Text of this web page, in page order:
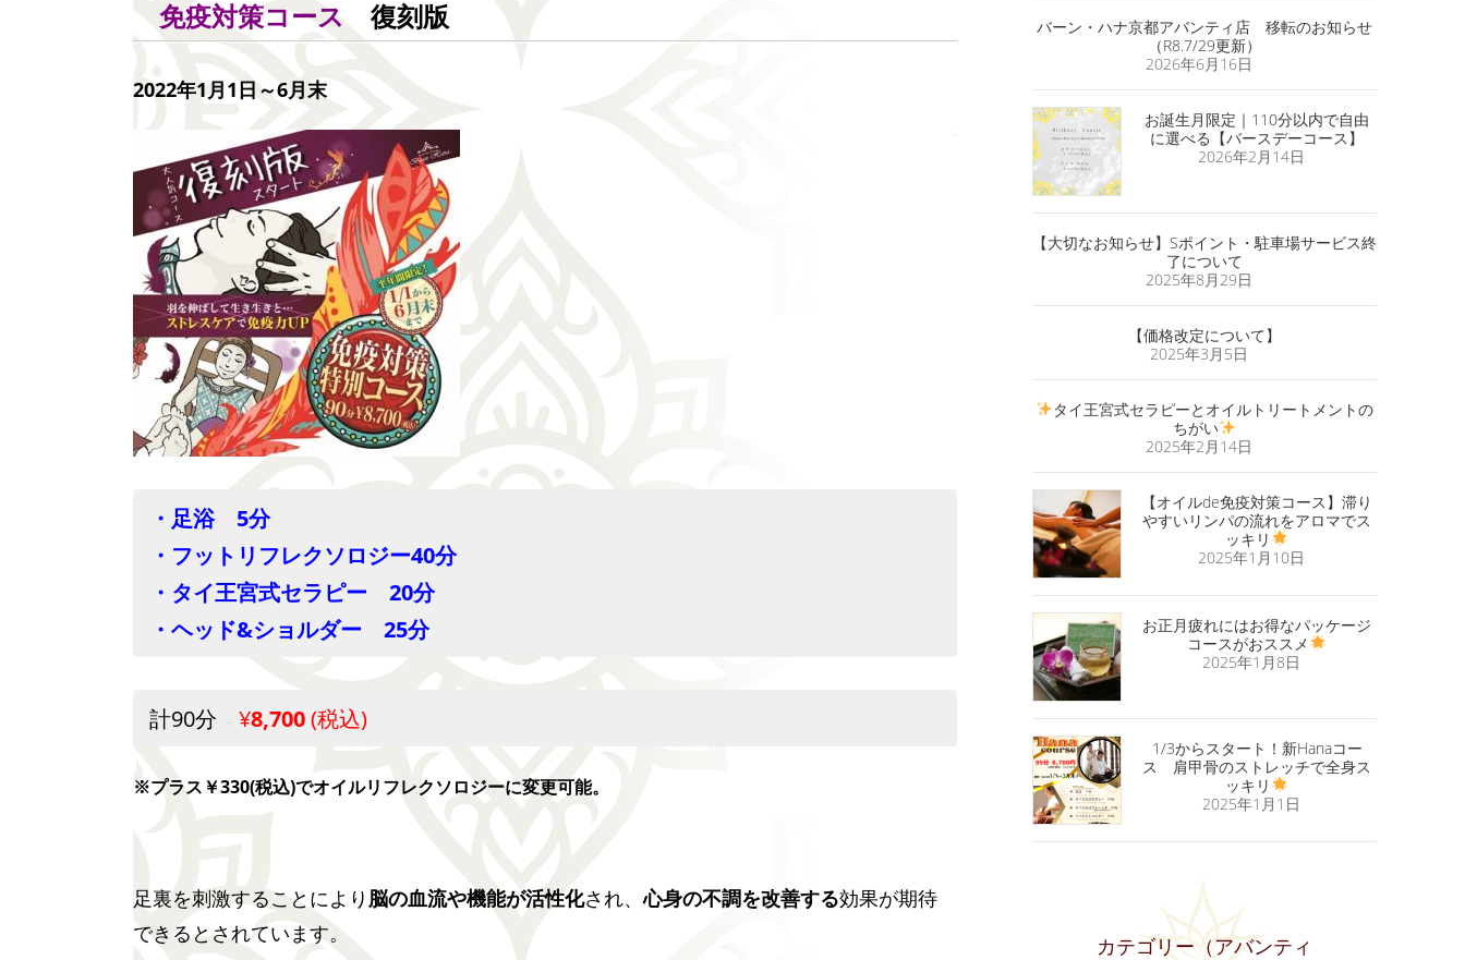
免疫対策コース 復刻版
2022年1月1日～6月末
・足浴 5分
・フットリフレクソロジー40分
・タイ王宮式セラピー 20分
・ヘッド&ショルダー 25分
計90分¥8,700(税込)
※プラス￥330(税込)でオイルリフレクソロジーに変更可能。
足裏を刺激することにより 脳の血流や機能が活性化され、心身の不調を改善する効果が期待
できるとされています。
バーン・ハナ京都アバンティ店 移転のお知らせ
（R8.7/29更新）
2026年6月16日
お誕生月限定｜110分以内で自由
に選べる【バースデーコース】
2026年2月14日
【大切なお知らせ】Sポイント・駐車場サービス終
了について
2025年8月29日
【価格改定について】
2025年3月5日
タイ王宮式セラピーとオイルトリートメントの
ちがい
2025年2月14日
【オイルde免疫対策コース】滞り
やすいリンパの流れをアロマでス
ッキリ
2025年1月10日
お正月疲れにはお得なパッケージ
コースがおススメ
2025年1月8日
1/3からスタート！新Hanaコー
ス 肩甲骨のストレッチで全身ス
ッキリ
2025年1月1日
カテゴリー（アバンティ